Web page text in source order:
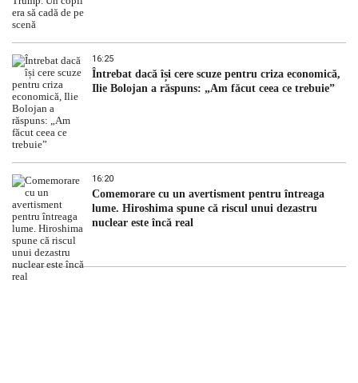
16:25
Întrebat dacă își cere scuze pentru criza economică,
Ilie Bolojan a răspuns: „Am făcut ceea ce trebuie”
16:20
Comemorare cu un avertisment pentru întreaga
lume. Hiroshima spune că riscul unui dezastru
nuclear este încă real